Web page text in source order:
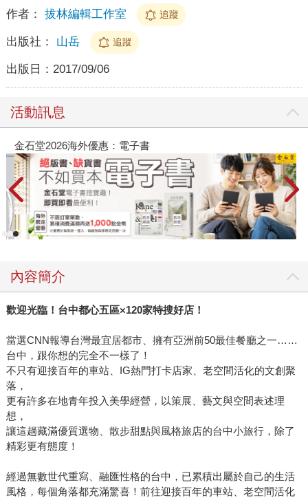
作者： 拔林編輯工作室 追蹤
出版社： 山岳 追蹤
出版日： 2017/09/06
活動訊息
金石堂2026海外優惠：電子書
內容簡介
歡迎光臨！台中都心五區×120家特搜好店！
當選CNN報導台灣最宜居都市、擁有亞洲前50最佳餐廳之一……
台中，跟你想的完全不一樣了！
不只有迎接百年的車站、IG熱門打卡店家、老空間活化的文創聚
落，
更有許多在地青年投入美學經營，以策展、藝文與空間表述理
想，
讓這趟藏滿優質選物、散步甜點與風格旅店的台中小旅行，除了
精彩更有態度！
經過無數世代重寫、融匯性格的台中，已累積出屬於自己的生活
風格，每個角落都充滿驚喜！前往迎接百年的車站、老空間活化